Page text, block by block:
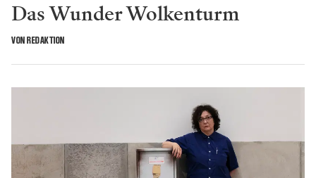
Das Wunder Wolkenturm
VON REDAKTION